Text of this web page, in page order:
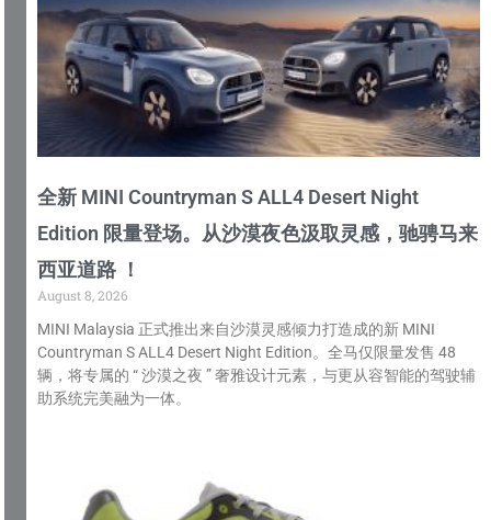
全新 MINI Countryman S ALL4 Desert Night
Edition 限量登场。从沙漠夜色汲取灵感，驰骋马来
西亚道路 ！
August 8, 2026
MINI Malaysia 正式推出来自沙漠灵感倾力打造成的新 MINI
Countryman S ALL4 Desert Night Edition。全马仅限量发售 48
辆，将专属的 “ 沙漠之夜 ” 奢雅设计元素，与更从容智能的驾驶辅
助系统完美融为一体。